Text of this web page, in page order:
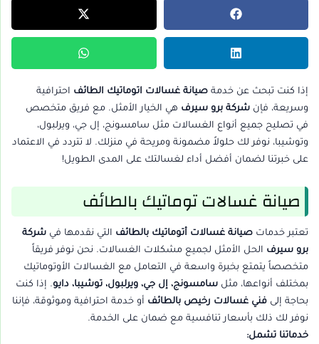
إذا كنت تبحث عن خدمة صيانة غسالات اتوماتيك الطائف احترافية
وسريعة، فإن شركة برو سيرف هي الخيار الأمثل. مع فريق متخصص
في تصليح جميع أنواع الغسالات مثل سامسونج، إل جي، ويرلبول،
وتوشيبا، نوفر لك حلولاً مضمونة ومريحة في منزلك. لا تتردد في الاعتماد
على خبرتنا لضمان أفضل أداء لغسالتك على المدى الطويل!
صيانة غسالات توماتيك بالطائف
تعتبر خدمات صيانة غسالات أتوماتيك بالطائف التي نقدمها في شركة
برو سيرف الحل الأمثل لجميع مشكلات الغسالات. نحن نوفر فريقاً
متخصصاً يتمتع بخبرة واسعة في التعامل مع الغسالات الأوتوماتيك
بمختلف أنواعها، مثل سامسونج، إل جي، ويرلبول، توشيبا، دايو. إذا كنت
بحاجة إلى فني غسالات رخيص بالطائف أو خدمة احترافية وموثوقة، فإننا
نوفر لك ذلك بأسعار تنافسية مع ضمان على الخدمة.
خدماتنا تشمل: